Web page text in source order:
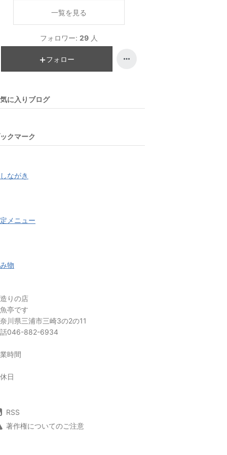
一覧を見る
フォロワー: 29 人
フォロー
に入りブログ
クマーク
ながき
メニュー
物
りの店
亭です
川県三浦市三崎3の2の11
046-882-6934
時間
日
RSS
著作権についてのご注意